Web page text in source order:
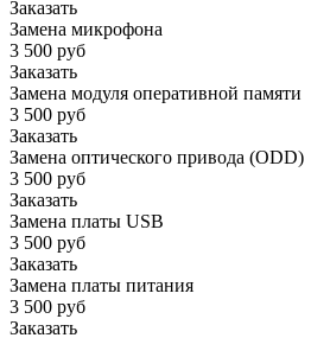
Заказать
Замена микрофона
3 500 руб
Заказать
Замена модуля оперативной памяти
3 500 руб
Заказать
Замена оптического привода (ODD)
3 500 руб
Заказать
Замена платы USB
3 500 руб
Заказать
Замена платы питания
3 500 руб
Заказать